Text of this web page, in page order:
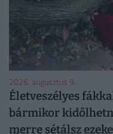
2026. augusztus 9.
Életveszélyes
bármikor
merre sétálsz